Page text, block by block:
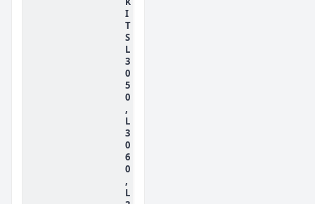
I
T
S
L
3
0
5
0
,
L
3
0
6
0
,
L